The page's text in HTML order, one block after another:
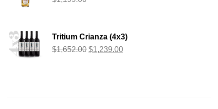
Tritium Crianza (4x3)
$1,652.00 $1,239.00